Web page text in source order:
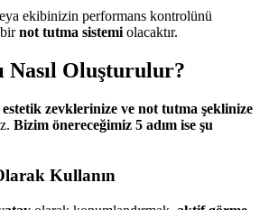
ekibinizin performans kontrolünü
not tutma sistemi olacaktır.
Nasıl Oluşturulur?
zevklerinize ve not tutma şeklinize
Bizim önereceğimiz 5 adım ise şu
Kullanın